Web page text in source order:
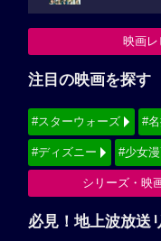
映画レ
注目の映画を探す
#スターウォーズ #
#ディズニー #少女
シリーズ・映
必見！地上波放送